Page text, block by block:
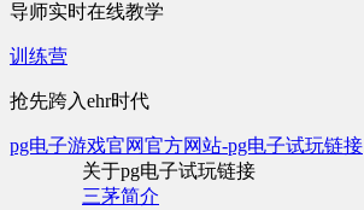
导师实时在线教学
训练营
抢先跨入ehr时代
pg电子游戏官网官方网站-pg电子试玩链接
关于pg电子试玩链接
三茅简介